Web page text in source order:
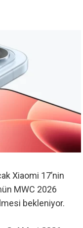
Xiaomi 17’nin
MWC 2026
bekleniyor.